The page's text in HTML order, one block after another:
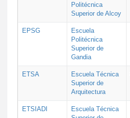
Politécnica
Superior de Alcoy
EPSG
Escuela
Politécnica
Superior de
Gandia
ETSA
Escuela Técnica
Superior de
Arquitectura
ETSIADI
Escuela Técnica